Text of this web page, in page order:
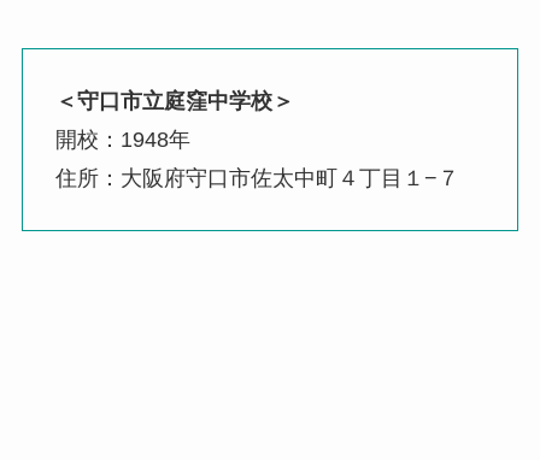
＜守口市立庭窪中学校＞
開校：1948年
住所：大阪府守口市佐太中町４丁目１−７